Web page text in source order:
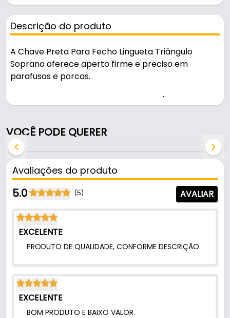
Descrição do produto
A Chave Preta Para Fecho Lingueta Triângulo
Soprano oferece aperto firme e preciso em
parafusos e porcas.
Indicado para acionamento de fecho/lingueta
Fabricada em Nylon na cor preta, é resistente e
durável no uso diário.
Características:
- Marca: Soprano
- Modelo: 06136.0001.63
- Material: Nylon
- Cor: Preto
- Aplicação: Acionamento de fecho/lingueta
(chave triângulo)
Indicado para:
- Acionamento de fecho/lingueta (chave triângulo)
VOCÊ PODE QUERER
Avaliações do produto
5.0 (5) AVALIAR
EXCELENTE
PRODUTO DE QUALIDADE, CONFORME DESCRIÇÃO.
EXCELENTE
BOM PRODUTO E BAIXO VALOR.